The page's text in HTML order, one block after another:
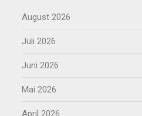
August 2026
Juli 2026
Juni 2026
Mai 2026
April 2026